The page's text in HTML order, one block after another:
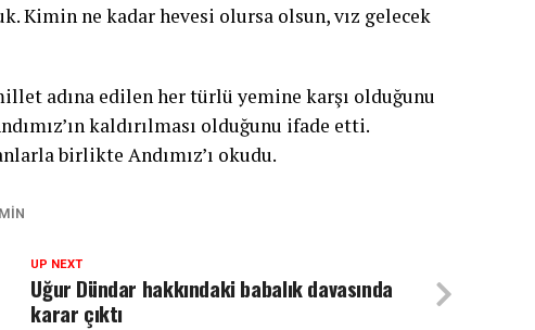
Kimin ne kadar hevesi olursa olsun, vız gelecek
adına edilen her türlü yemine karşı olduğunu
kaldırılması olduğunu ifade etti.
birlikte Andımız’ı okudu.
UP NEXT
Uğur Dündar hakkındaki babalık davasında
karar çıktı